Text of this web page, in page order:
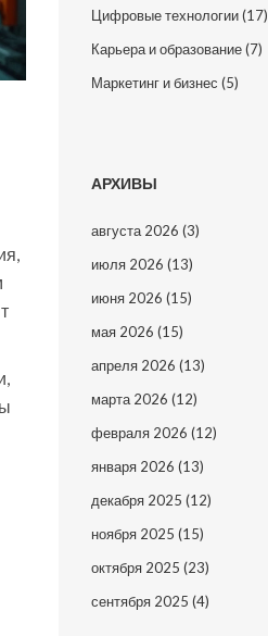
Цифровые технологии(17)
Карьера и образование(7)
Маркетинг и бизнес (5)
АРХИВЫ
августа 2026 (3)
июля 2026 (13)
июня 2026 (15)
мая 2026 (15)
апреля 2026 (13)
марта 2026 (12)
февраля 2026 (12)
января 2026 (13)
декабря 2025 (12)
ноября 2025 (15)
октября 2025 (23)
сентября 2025 (4)